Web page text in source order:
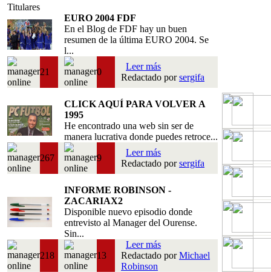
Titulares
EURO 2004 FDF
En el Blog de FDF hay un buen
resumen de la última EURO 2004. Se
l...
21 0
Leer más
Redactado porsergifa
CLICK AQUÍ PARA VOLVER A
1995
He encontrado una web sin ser de
manera lucrativa donde puedes retroce...
267 9
Leer más
Redactado porsergifa
INFORME ROBINSON -
ZACARIAX2
Disponible nuevo episodio donde
entrevisto al Manager del Ourense.
Sin...
218 13
Leer más
Redactado porMichael
Robinson